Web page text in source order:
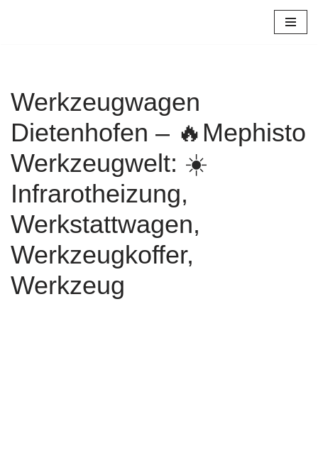
Werkzeugwagen
Dietenhofen – 🔥Mephisto
Werkzeugwelt: ☀️
Infrarotheizung,
Werkstattwagen,
Werkzeugkoffer,
Werkzeug